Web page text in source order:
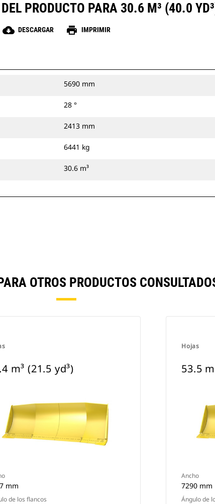
PRODUCTO PARA 30.6 M³ (40.0
cloud_download DESCARGAR print IMPRIMIR
5690 mm
28 °
2413 mm
6441 kg
30.6 m³
OTROS PRODUCTOS
m³ (21.5 yd³)
mm
de los flancos
Hojas
53.5
Ancho
7290 mm
Ángulo de